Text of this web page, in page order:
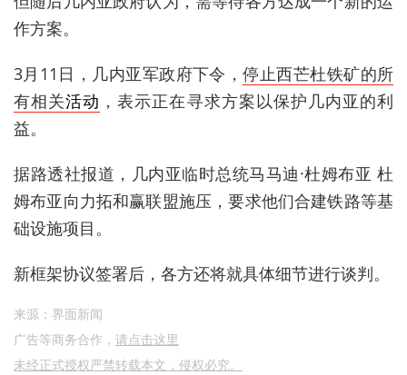
作方案。
3月11日 ， 几内亚军政府下令 ，停止西芒杜铁矿的所
有相关活动 ，表示正在寻求方案以保护几内亚的利
益。
据路透社报道， 几内亚临时总统马马迪·杜姆布亚 杜
姆布亚向力拓和赢联盟施压，要求他们合建铁路等基
础设施项目。
新框架协议签署后，各方还将就具体细节进行谈判。
来源：界面新闻
广告等商务合作， 请点击这里
未经正式授权严禁转载本文，侵权必究。